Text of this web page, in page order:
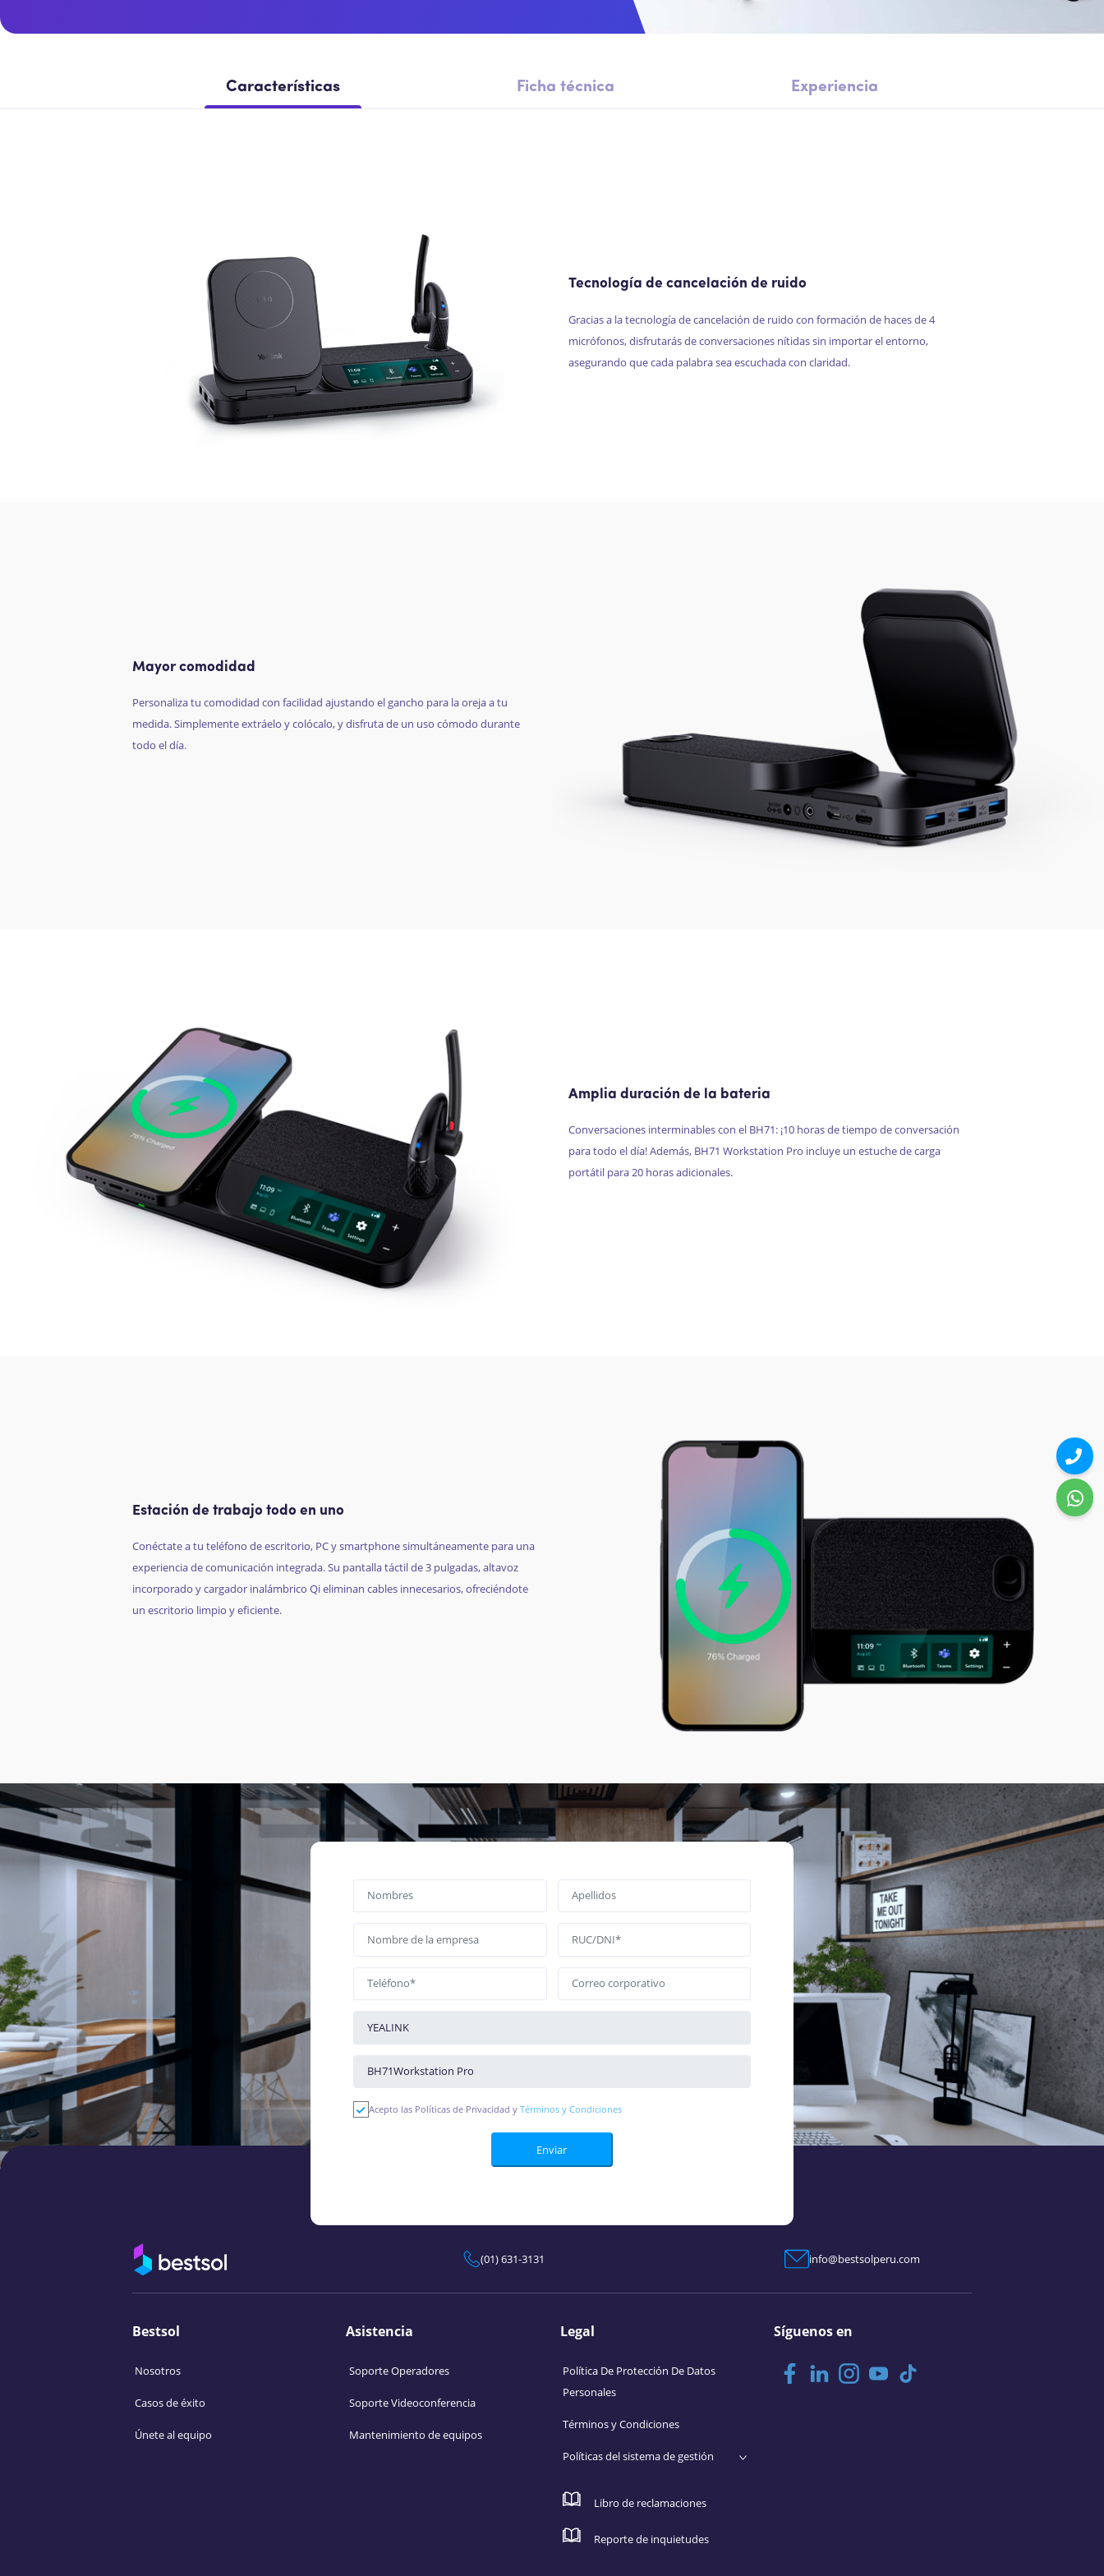
Características Ficha técnica Experiencia
Tecnología de cancelación de ruido
Gracias a la tecnología de cancelación de ruido con formación de haces de 4
micrófonos, disfrutarás de conversaciones nítidas sin importar el entorno,
asegurando que cada palabra sea escuchada con claridad.
Mayor comodidad
Personaliza tu comodidad con facilidad ajustando el gancho para la oreja a tu
medida. Simplemente extráelo y colócalo, y disfruta de un uso cómodo durante
todo el día.
Amplia duración de la bateria
Conversaciones interminables con el BH71: ¡10 horas de tiempo de conversación
para todo el día! Además, BH71 Workstation Pro incluye un estuche de carga
portátil para 20 horas adicionales.
Estación de trabajo todo en uno
Conéctate a tu teléfono de escritorio, PC y smartphone simultáneamente para una
experiencia de comunicación integrada. Su pantalla táctil de 3 pulgadas, altavoz
incorporado y cargador inalámbrico Qi eliminan cables innecesarios, ofreciéndote
un escritorio limpio y eficiente.
Acepto las Políticas de Privacidad yTérminos y Condiciones
Enviar
(01) 631-3131 info@bestsolperu.com
Bestsol
Nosotros
Casos de éxito
Únete al equipo
Asistencia
Soporte Operadores
Soporte Videoconferencia
Mantenimiento de equipos
Legal
Política De Protección De Datos
Personales
Términos y Condiciones
Políticas del sistema de gestión
Libro de reclamaciones
Reporte de inquietudes
Síguenos en